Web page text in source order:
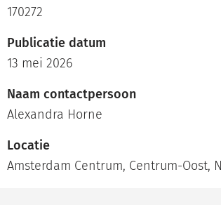
170272
Publicatie datum
13 mei 2026
Naam contactpersoon
Alexandra Horne
Locatie
Amsterdam Centrum, Centrum-Oost,